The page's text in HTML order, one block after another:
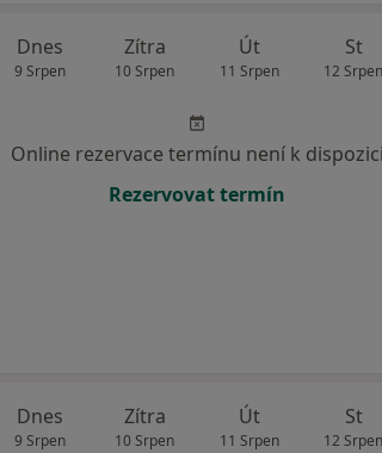
Dnes
9 Srpen
Zítra
10 Srpen
Út
11 Srpen
St
12 Srpen
Online rezervace termínu není k dispozici
Rezervovat termín
Dnes
9 Srpen
Zítra
10 Srpen
Út
11 Srpen
St
12 Srpen